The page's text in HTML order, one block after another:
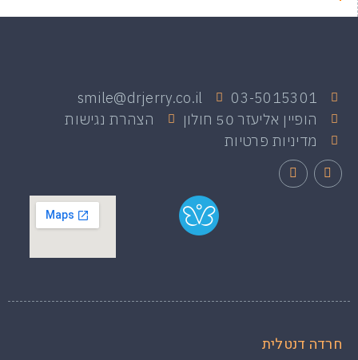
03-5015301
smile@drjerry.co.il
הופיין אליעזר 50 חולון
הצהרת נגישות
מדיניות פרטיות
חרדה דנטלית